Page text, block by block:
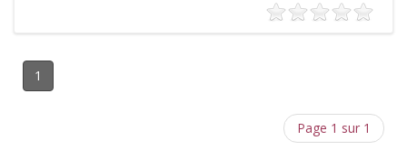
1
Page 1 sur 1